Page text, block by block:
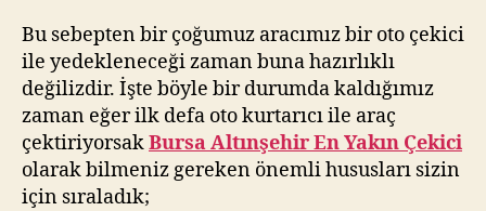
Bu sebepten bir çoğumuz aracımız bir oto çekici
ile yedekleneceği zaman buna hazırlıklı
değilizdir. İşte böyle bir durumda kaldığımız
zaman eğer ilk defa oto kurtarıcı ile araç
çektiriyorsakBursa Altınşehir En Yakın Çekici
olarak bilmeniz gereken önemli hususları sizin
için sıraladık;